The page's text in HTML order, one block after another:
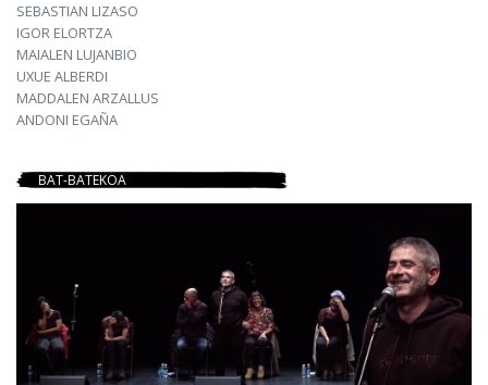
SEBASTIAN LIZASO
IGOR ELORTZA
MAIALEN LUJANBIO
UXUE ALBERDI
MADDALEN ARZALLUS
ANDONI EGAÑA
BAT-BATEKOA